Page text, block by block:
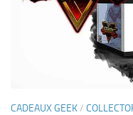
CADEAUX GEEK/